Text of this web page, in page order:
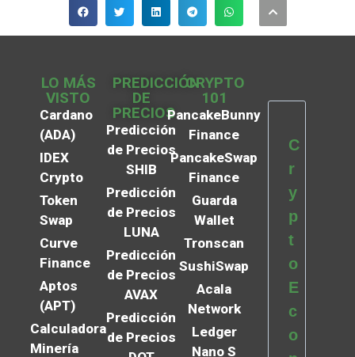
LO MÁS
VISTO
Cardano
(ADA)
IDEX
Crypto
Token
Swap
Curve
Finance
Aptos
(APT)
Calculadora
Minería
PREDICCIÓN
DE
PRECIOS
Predicción
de Precios
SHIB
Predicción
de Precios
LUNA
Predicción
de Precios
AVAX
Predicción
de Precios
CRYPTO
101
PancakeBunny
Finance
PancakeSwap
Finance
Guarda
Wallet
Tronscan
SushiSwap
Acala
Network
Ledger
Nano S
C
r
y
p
t
o
E
c
o